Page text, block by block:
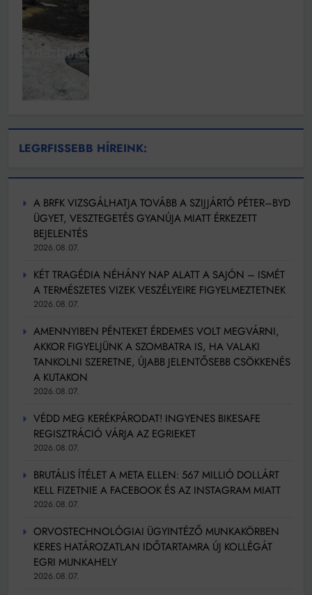
LEGRFISSEBB HÍREINK:
A BRFK VIZSGÁLHATJA TOVÁBB A SZIJJÁRTÓ PÉTER–BYD
ÜGYET, VESZTEGETÉS GYANÚJA MIATT ÉRKEZETT
BEJELENTÉS
2026.08.07.
KÉT TRAGÉDIA NÉHÁNY NAP ALATT A SAJÓN – ISMÉT
A TERMÉSZETES VIZEK VESZÉLYEIRE FIGYELMEZTETNEK
2026.08.07.
AMENNYIBEN PÉNTEKET ÉRDEMES VOLT MEGVÁRNI,
AKKOR FIGYELJÜNK A SZOMBATRA IS, HA VALAKI
TANKOLNI SZERETNE, ÚJABB JELENTŐSEBB CSÖKKENÉS
A KUTAKON
2026.08.07.
VÉDD MEG KERÉKPÁRODAT! INGYENES BIKESAFE
REGISZTRÁCIÓ VÁRJA AZ EGRIEKET
2026.08.07.
BRUTÁLIS ÍTÉLET A META ELLEN: 567 MILLIÓ DOLLÁRT
KELL FIZETNIE A FACEBOOK ÉS AZ INSTAGRAM MIATT
2026.08.07.
ORVOSTECHNOLÓGIAI ÜGYINTÉZŐ MUNKAKÖRBEN
KERES HATÁROZATLAN IDŐTARTAMRA ÚJ KOLLÉGÁT
EGRI MUNKAHELY
2026.08.07.